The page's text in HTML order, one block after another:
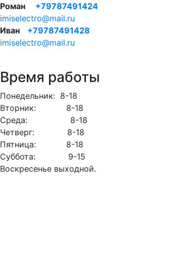
Роман
+79787491424
imiselectro@mail.ru
Иван
+79787491428
imiselectro@mail.ru
Время работы
Понедельник: 8-18
Вторник: 8-18
Среда: 8-18
Четверг: 8-18
Пятница: 8-18
Суббота: 9-15
Воскресенье выходной.